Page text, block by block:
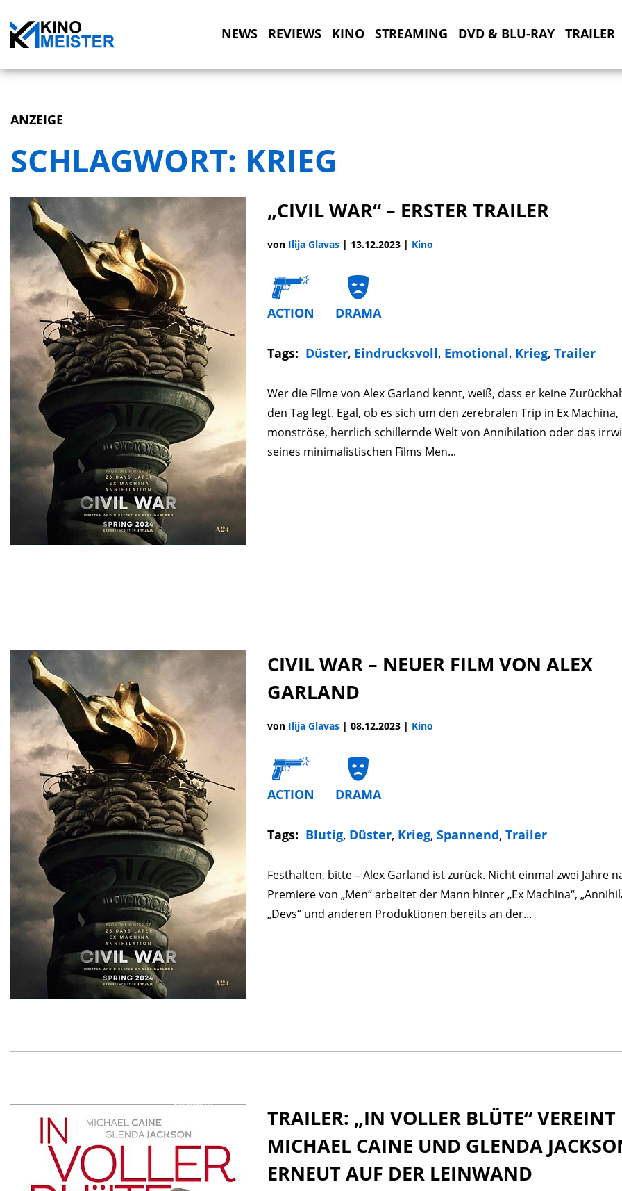
NEWS REVIEWS KINO STREAMING DVD & BLU-RAY TRAILER
ANZEIGE
SCHLAGWORT: KRIEG
„CIVIL WAR“ – ERSTER TRAILER
von Ilija Glavas | 13.12.2023 | Kino
ACTION DRAMA
Tags: Düster, Eindrucksvoll, Emotional, Krieg, Trailer
Wer die Filme von Alex Garland kennt, weiß, dass er keine
den Tag legt. Egal, ob es sich um den zerebralen Trip in Ex Machina,
monströse, herrlich schillernde Welt von Annihilation oder das
seines minimalistischen Films Men...
CIVIL WAR – NEUER FILM VON ALEX
GARLAND
von Ilija Glavas | 08.12.2023 | Kino
ACTION DRAMA
Tags: Blutig, Düster, Krieg, Spannend, Trailer
Festhalten, bitte – Alex Garland ist zurück. Nicht einmal zwei Jahre
Premiere von „Men“ arbeitet der Mann hinter „Ex Machina“,
„Devs“ und anderen Produktionen bereits an der...
TRAILER: „IN VOLLER BLÜTE“ VEREINT
MICHAEL CAINE UND GLENDA
ERNEUT AUF DER LEINWAND